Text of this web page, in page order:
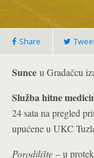
Share
Sunce u Gradačcu
Služba hitne
24 sata na pregled
upućene u UKC
Porodilište – u